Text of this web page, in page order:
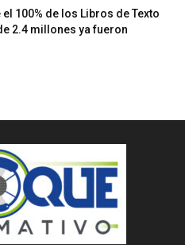
100% de los Libros de Texto
2.4 millones ya fueron